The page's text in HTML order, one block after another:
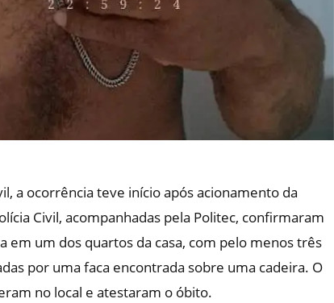
a ocorrência teve início após acionamento da
Civil, acompanhadas pela Politec, confirmaram
em um dos quartos da casa, com pelo menos três
por uma faca encontrada sobre uma cadeira. O
no local e atestaram o óbito.